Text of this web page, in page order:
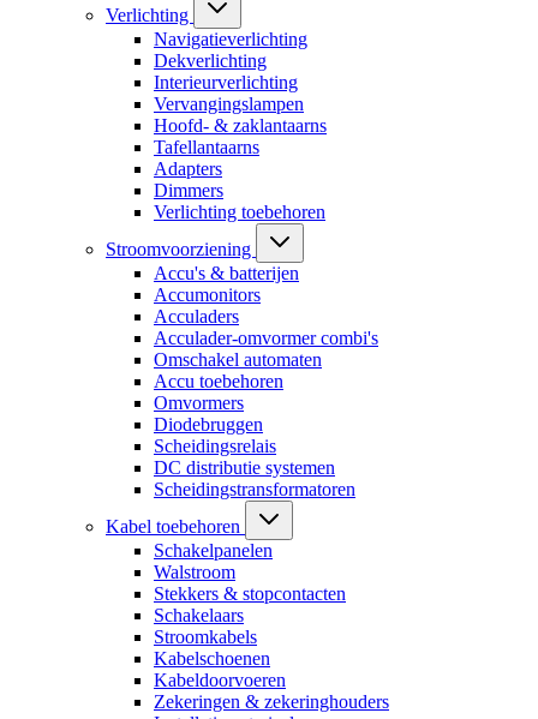
Verlichting
Navigatieverlichting
Dekverlichting
Interieurverlichting
Vervangingslampen
Hoofd- & zaklantaarns
Tafellantaarns
Adapters
Dimmers
Verlichting toebehoren
Stroomvoorziening
Accu's & batterijen
Accumonitors
Acculaders
Acculader-omvormer combi's
Omschakel automaten
Accu toebehoren
Omvormers
Diodebruggen
Scheidingsrelais
DC distributie systemen
Scheidingstransformatoren
Kabel toebehoren
Schakelpanelen
Walstroom
Stekkers & stopcontacten
Schakelaars
Stroomkabels
Kabelschoenen
Kabeldoorvoeren
Zekeringen & zekeringhouders